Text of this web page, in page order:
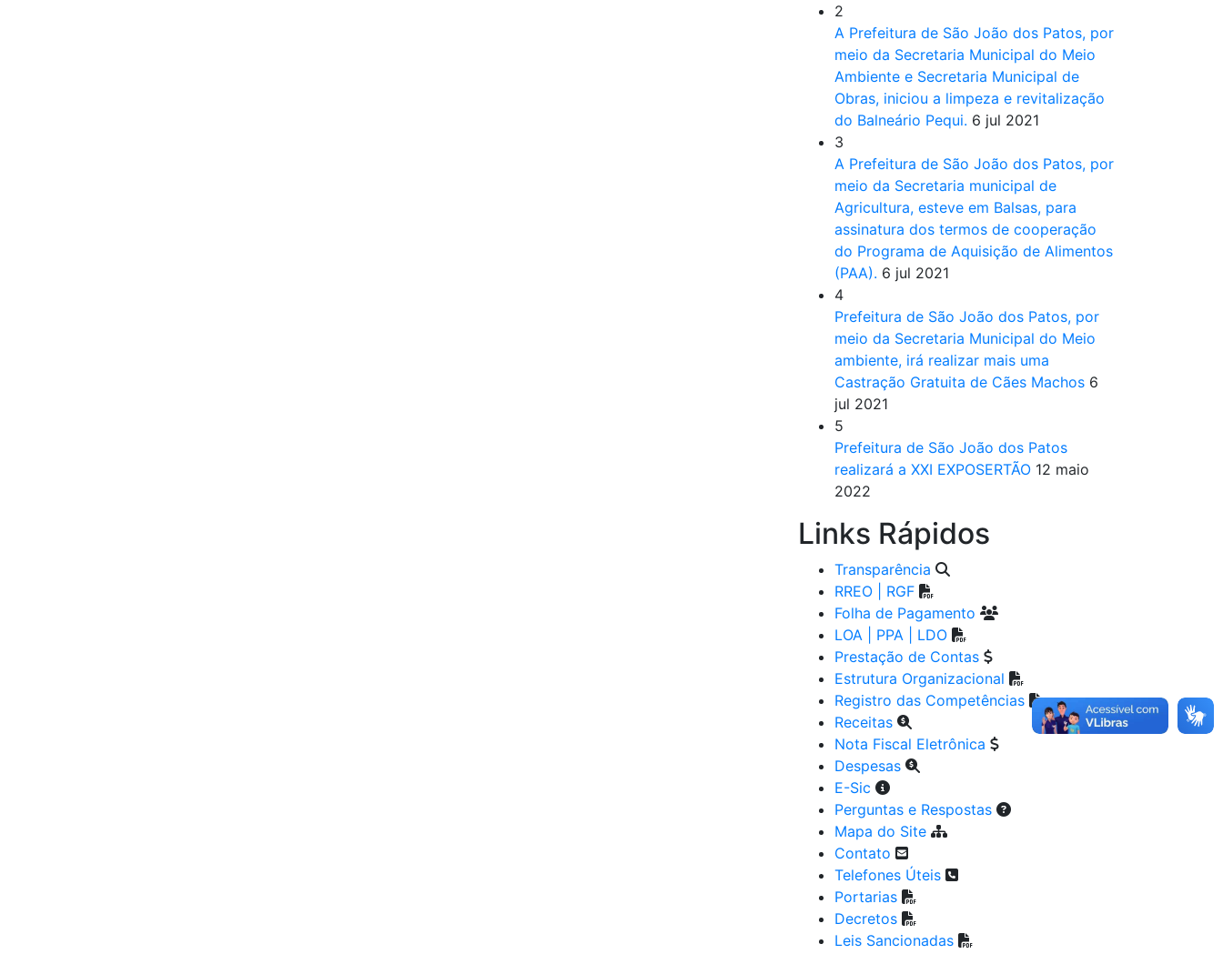
2
A Prefeitura de São João dos Patos, por
meio da Secretaria Municipal do Meio
Ambiente e Secretaria Municipal de
Obras, iniciou a limpeza e revitalização
do Balneário Pequi. 6 jul 2021
3
A Prefeitura de São João dos Patos, por
meio da Secretaria municipal de
Agricultura, esteve em Balsas, para
assinatura dos termos de cooperação
do Programa de Aquisição de Alimentos
(PAA). 6 jul 2021
4
Prefeitura de São João dos Patos, por
meio da Secretaria Municipal do Meio
ambiente, irá realizar mais uma
Castração Gratuita de Cães Machos 6
jul 2021
5
Prefeitura de São João dos Patos
realizará a XXI EXPOSERTÃO 12 maio
2022
Links Rápidos
Transparência
RREO | RGF
Folha de Pagamento
LOA | PPA | LDO
Prestação de Contas
Estrutura Organizacional
Registro das Competências
Receitas
Nota Fiscal Eletrônica
Despesas
E-Sic
Perguntas e Respostas
Mapa do Site
Contato
Telefones Úteis
Portarias
Decretos
Leis Sancionadas